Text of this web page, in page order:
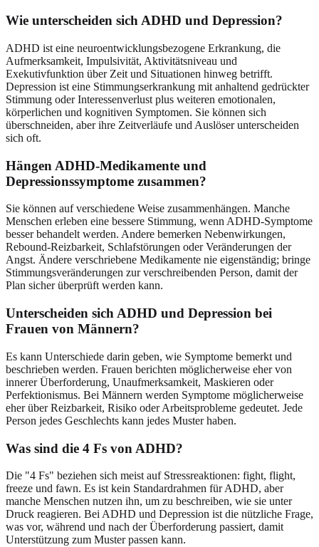
Wie unterscheiden sich ADHD und Depression?
ADHD ist eine neuroentwicklungsbezogene Erkrankung, die
Aufmerksamkeit, Impulsivität, Aktivitätsniveau und
Exekutivfunktion über Zeit und Situationen hinweg betrifft.
Depression ist eine Stimmungserkrankung mit anhaltend gedrückter
Stimmung oder Interessenverlust plus weiteren emotionalen,
körperlichen und kognitiven Symptomen. Sie können sich
überschneiden, aber ihre Zeitverläufe und Auslöser unterscheiden
sich oft.
Hängen ADHD-Medikamente und
Depressionssymptome zusammen?
Sie können auf verschiedene Weise zusammenhängen. Manche
Menschen erleben eine bessere Stimmung, wenn ADHD-Symptome
besser behandelt werden. Andere bemerken Nebenwirkungen,
Rebound-Reizbarkeit, Schlafstörungen oder Veränderungen der
Angst. Ändere verschriebene Medikamente nie eigenständig; bringe
Stimmungsveränderungen zur verschreibenden Person, damit der
Plan sicher überprüft werden kann.
Unterscheiden sich ADHD und Depression bei
Frauen von Männern?
Es kann Unterschiede darin geben, wie Symptome bemerkt und
beschrieben werden. Frauen berichten möglicherweise eher von
innerer Überforderung, Unaufmerksamkeit, Maskieren oder
Perfektionismus. Bei Männern werden Symptome möglicherweise
eher über Reizbarkeit, Risiko oder Arbeitsprobleme gedeutet. Jede
Person jedes Geschlechts kann jedes Muster haben.
Was sind die 4 Fs von ADHD?
Die "4 Fs" beziehen sich meist auf Stressreaktionen: fight, flight,
freeze und fawn. Es ist kein Standardrahmen für ADHD, aber
manche Menschen nutzen ihn, um zu beschreiben, wie sie unter
Druck reagieren. Bei ADHD und Depression ist die nützliche Frage,
was vor, während und nach der Überforderung passiert, damit
Unterstützung zum Muster passen kann.